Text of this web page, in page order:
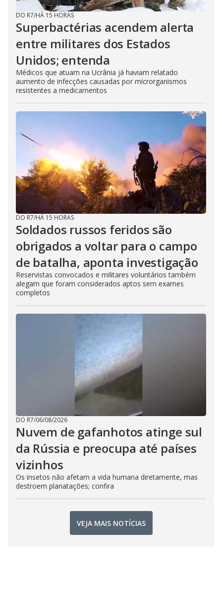
DO R7/HÁ 15 HORAS
Superbactérias acendem alerta
entre militares dos Estados
Unidos; entenda
Médicos que atuam na Ucrânia já haviam relatado
aumento de infecções causadas por microrganismos
resistentes a medicamentos
DO R7/HÁ 15 HORAS
Soldados russos feridos são
obrigados a voltar para o campo
de batalha, aponta investigação
Reservistas convocados e militares voluntários também
alegam que foram considerados aptos sem exames
completos
DO R7/06/08/2026
Nuvem de gafanhotos atinge sul
da Rússia e preocupa até países
vizinhos
Os insetos não afetam a vida humana diretamente, mas
destroem planatações; confira
VEJA MAIS NOTÍCIAS